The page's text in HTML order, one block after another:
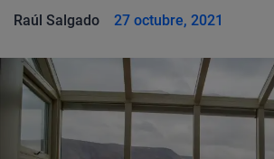
Raúl Salgado 27 octubre, 2021